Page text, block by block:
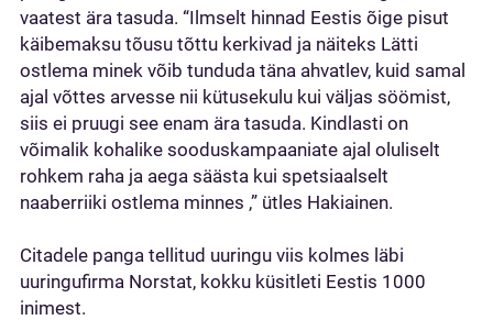
vaatest ära tasuda. “Ilmselt hinnad Eestis õige pisut
käibemaksu tõusu tõttu kerkivad ja näiteks Lätti
ostlema minek võib tunduda täna ahvatlev, kuid samal
ajal võttes arvesse nii kütusekulu kui väljas söömist,
siis ei pruugi see enam ära tasuda. Kindlasti on
võimalik kohalike sooduskampaaniate ajal oluliselt
rohkem raha ja aega säästa kui spetsiaalselt
naaberriiki ostlema minnes ,” ütles Hakiainen.
Citadele panga tellitud uuringu viis kolmes läbi
uuringufirma Norstat, kokku küsitleti Eestis 1000
inimest.